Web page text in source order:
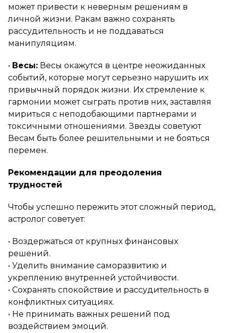
может привести к неверным решениям в
личной жизни. Ракам важно сохранять
рассудительность и не поддаваться
манипуляциям.
• Весы: Весы окажутся в центре неожиданных
событий, которые могут серьезно нарушить их
привычный порядок жизни. Их стремление к
гармонии может сыграть против них, заставляя
мириться с неподобающими партнерами и
токсичными отношениями. Звезды советуют
Весам быть более решительными и не бояться
перемен.
Рекомендации для преодоления
трудностей
Чтобы успешно пережить этот сложный период,
астролог советует:
• Воздержаться от крупных финансовых
решений.
• Уделить внимание саморазвитию и
укреплению внутренней устойчивости.
• Сохранять спокойствие и рассудительность в
конфликтных ситуациях.
• Не принимать важных решений под
воздействием эмоций.